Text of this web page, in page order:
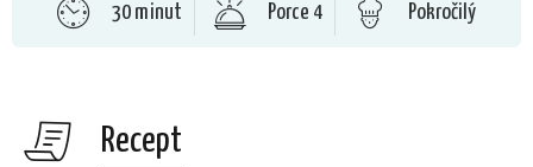
30 minut Porce 4 Pokročilý
Recept